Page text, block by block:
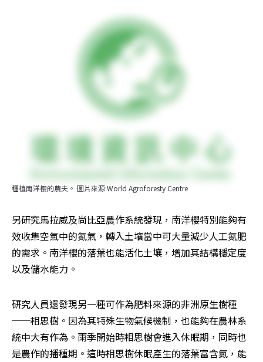
種植南洋櫻的農夫。 圖片來源:World Agroforesty Centre
另研究馬拉威及尚比亞農作系統發現，南洋櫻特別能夠有
效收集空氣中的氮氣，轉入土壤當中可大量減少人工氮肥
的需求。南洋櫻的落葉也能活化土壤，增加其結構穩定度
以及儲水能力。
研究人員還發現另一種可作為肥料來源的非洲原生樹種
──相思樹。因為其特殊生物氣候機制，也能夠在農林系
統中大有作為。雨季開始時相思樹會進入休眠期，同時也
是農作的播種期。這時相思樹休眠產生的落葉富含氮，能